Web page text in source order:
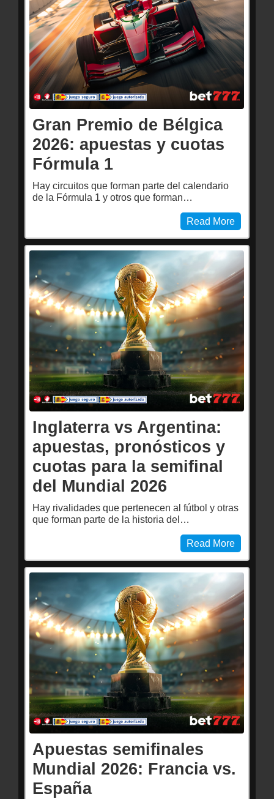
Gran Premio de Bélgica
2026: apuestas y cuotas
Fórmula 1
Hay circuitos que forman parte del calendario
de la Fórmula 1 y otros que forman…
Read More
Inglaterra vs Argentina:
apuestas, pronósticos y
cuotas para la semifinal
del Mundial 2026
Hay rivalidades que pertenecen al fútbol y otras
que forman parte de la historia del…
Read More
Apuestas semifinales
Mundial 2026: Francia vs.
España